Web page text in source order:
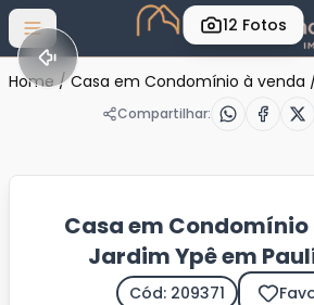
Abrir menu
12 Fotos
Home / Casa em Condomínio à venda
Compartilhar:
Casa em Condomínio
Jardim Ypê em
Cód: 209371